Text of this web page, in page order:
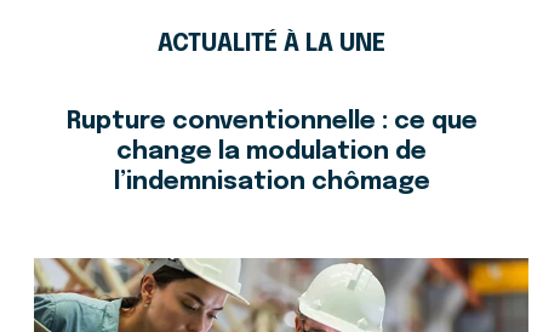
ACTUALITÉ À LA UNE
Rupture conventionnelle : ce que
change la modulation de
l’indemnisation chômage